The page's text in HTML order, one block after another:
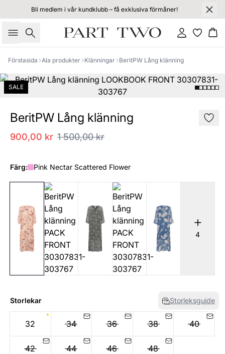
Bli medlem i vår kundklubb – få exklusiva förmåner!
Sök Logga in
Förstasida Ala produkter Klänningar BeritPW Lång klänning
SALE
BeritPW Lång klänning
900,00 kr 1 500,00 kr
Färg: Pink Nectar Scattered Flower
4
Storlekar Storleksguide
32 34 36 38 40
42 44 46 48